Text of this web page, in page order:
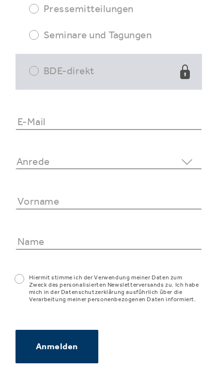
Pressemitteilungen
Seminare und Tagungen
BDE-direkt
Hiermit stimme ich der Verwendung meiner Daten zum
Zweck des personalisierten Newsletterversands zu. Ich habe
mich in der Datenschutzerklärung ausführlich über die
Verarbeitung meiner personenbezogenen Daten informiert.
Anmelden